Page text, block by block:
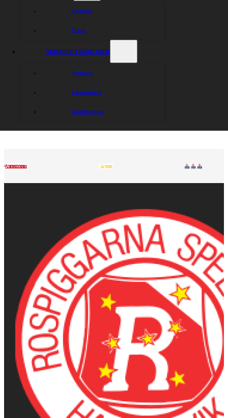
Kontakt
Press
SAMARBETSPARTNER
Partners
Partnerlista
Guldklubben